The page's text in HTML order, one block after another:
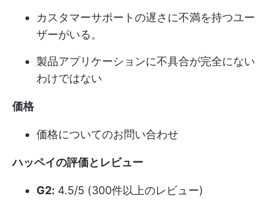
カスタマーサポートの遅さに不満を持つユー
ザーがいる。
製品アプリケーションに不具合が完全にない
わけではない
価格
価格についてのお問い合わせ
ハッペイの評価とレビュー
G2: 4.5/5 (300件以上のレビュー)